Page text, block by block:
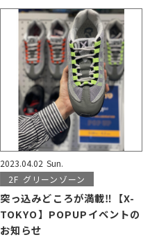
2023.04.02 Sun.
2F グリーンゾーン
突っ込みどころが満載‼【X-
TOKYO】POPUPイベントの
お知らせ